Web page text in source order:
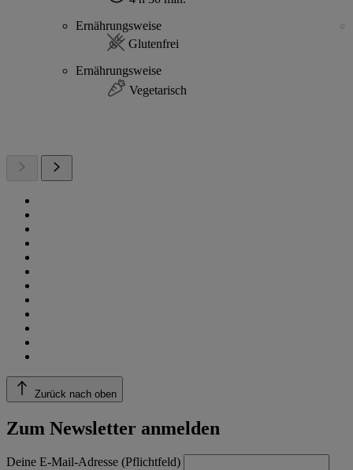
Ernährungsweise
Glutenfrei
Ernährungsweise
Vegetarisch
Zurück nach oben
Zum Newsletter anmelden
Deine E-Mail-Adresse (Pflichtfeld)